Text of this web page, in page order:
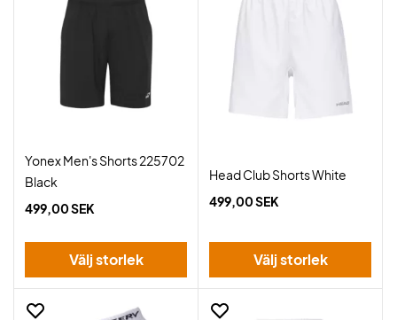
Yonex Men's Shorts 225702
Black
499,00 SEK
Välj storlek
Head Club Shorts White
499,00 SEK
Välj storlek